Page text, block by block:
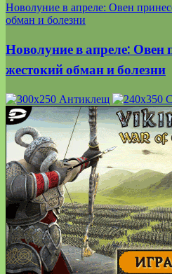
Новолуние в апреле: Овен
обман и болезни
Новолуние в апреле: Овен
жестокий обман и болезни